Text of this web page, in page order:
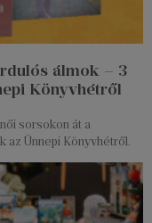
álmok – 3
Könyvhétről
sorsokon át a
Ünnepi Könyvhétről.